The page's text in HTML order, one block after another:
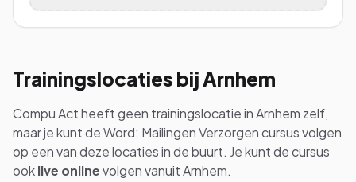
Trainingslocaties bijArnhem
Compu Act heeft geen trainingslocatie inArnhem zelf,
maar je kunt deWord: Mailingen Verzorgencursus volgen
op een van deze locaties in de buurt. Je kunt de cursus
ooklive onlinevolgen vanuitArnhem.